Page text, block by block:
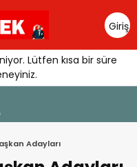
Giriş
Yap
Lütfen kısa bir süre
Adayları